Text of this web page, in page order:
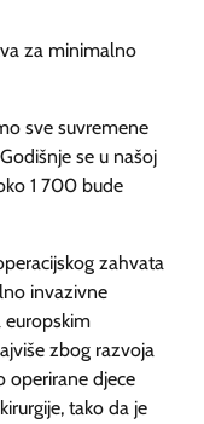
za minimalno
sve suvremene
se u našoj
1 700 bude
zahvata
invazivne
europskim
zbog razvoja
operirane djece
tako da je